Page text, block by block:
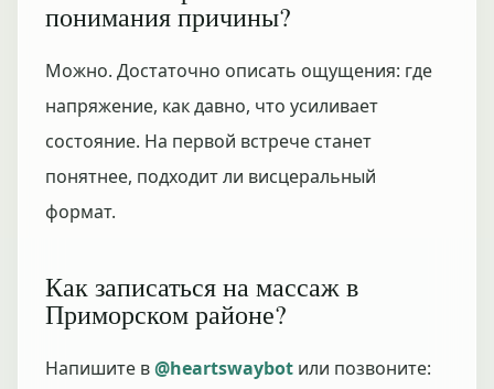
понимания причины?
Можно. Достаточно описать ощущения: где
напряжение, как давно, что усиливает
состояние. На первой встрече станет
понятнее, подходит ли висцеральный
формат.
Как записаться на массаж в
Приморском районе?
Напишите в@heartswaybot или позвоните: